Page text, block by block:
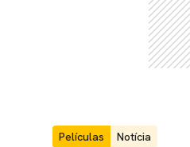
Películas Notícia